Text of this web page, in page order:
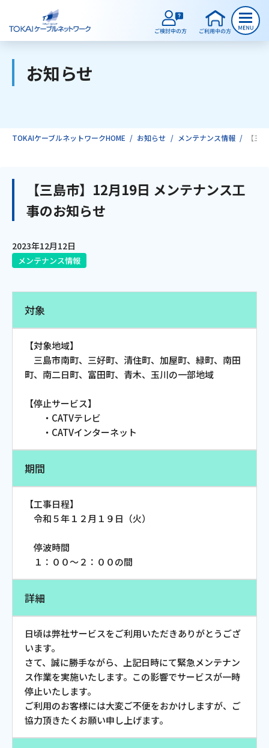
ご検討中のお客様
インターネット
電話
動画配信
おトクな情報
対応エリア
受付時間：9:30〜18:00 年中無休
Webメール
お知らせ
TOKAIケーブルネットワークHOME お知らせ メンテナンス情報 【三
【三島市】12月19日 メンテナンス工
事のお知らせ
2023年12月12日
メンテナンス情報
対象
【対象地域】
三島市南町、三好町、清住町、加屋町、緑町、南田
町、南二日町、富田町、青木、玉川の一部地域
【停止サービス】
・CATVテレビ
・CATVインターネット
期間
【工事日程】
令和５年１２月１９日（火）
停波時間
１：００～２：００の間
詳細
日頃は弊社サービスをご利用いただきありがとうござ
います。
さて、誠に勝手ながら、上記日時にて緊急メンテナン
ス作業を実施いたします。この影響でサービスが一時
停止いたします。
ご利用のお客様には大変ご不便をおかけしますが、ご
協力頂きたくお願い申し上げます。